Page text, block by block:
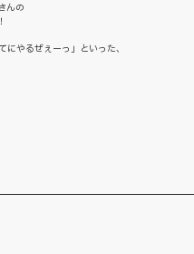
んの
にやるぜぇーっ」といった、